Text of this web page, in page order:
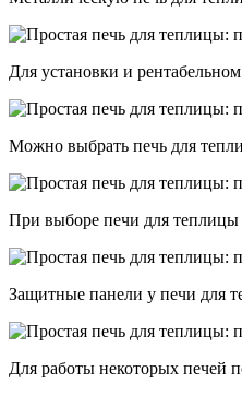
Для установки и
Можно выбрать печь для
При выборе печи для теплицы
Защитные панели у печи для
Для работы некоторых печей